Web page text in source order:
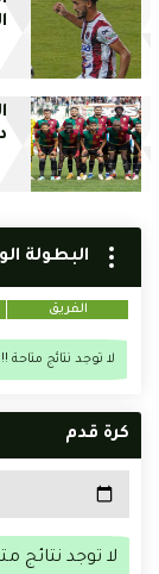
البطولة
الفريق
لا توجد نتائج متاحة !!
كرة قدم
لا توجد نتائج